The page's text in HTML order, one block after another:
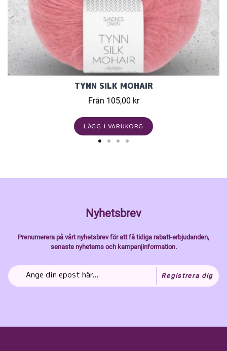
TYNN SILK MOHAIR
Från 105,00 kr
LÄGG I VARUKORG
Nyhetsbrev
Prenumerera på vårt nyhetsbrev för att få tidiga rabatt-erbjudanden,
senaste nyheterns och kampanjinformation.
Registrera dig